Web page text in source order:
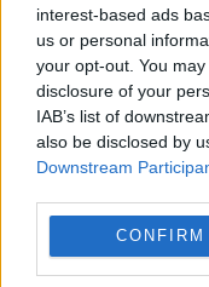
interest-based ads
us or personal
your opt-out. You
disclosure of your
IAB’s list of
also be disclosed by
Downstream
CONFIRM
Afacerea din
Taekwondo